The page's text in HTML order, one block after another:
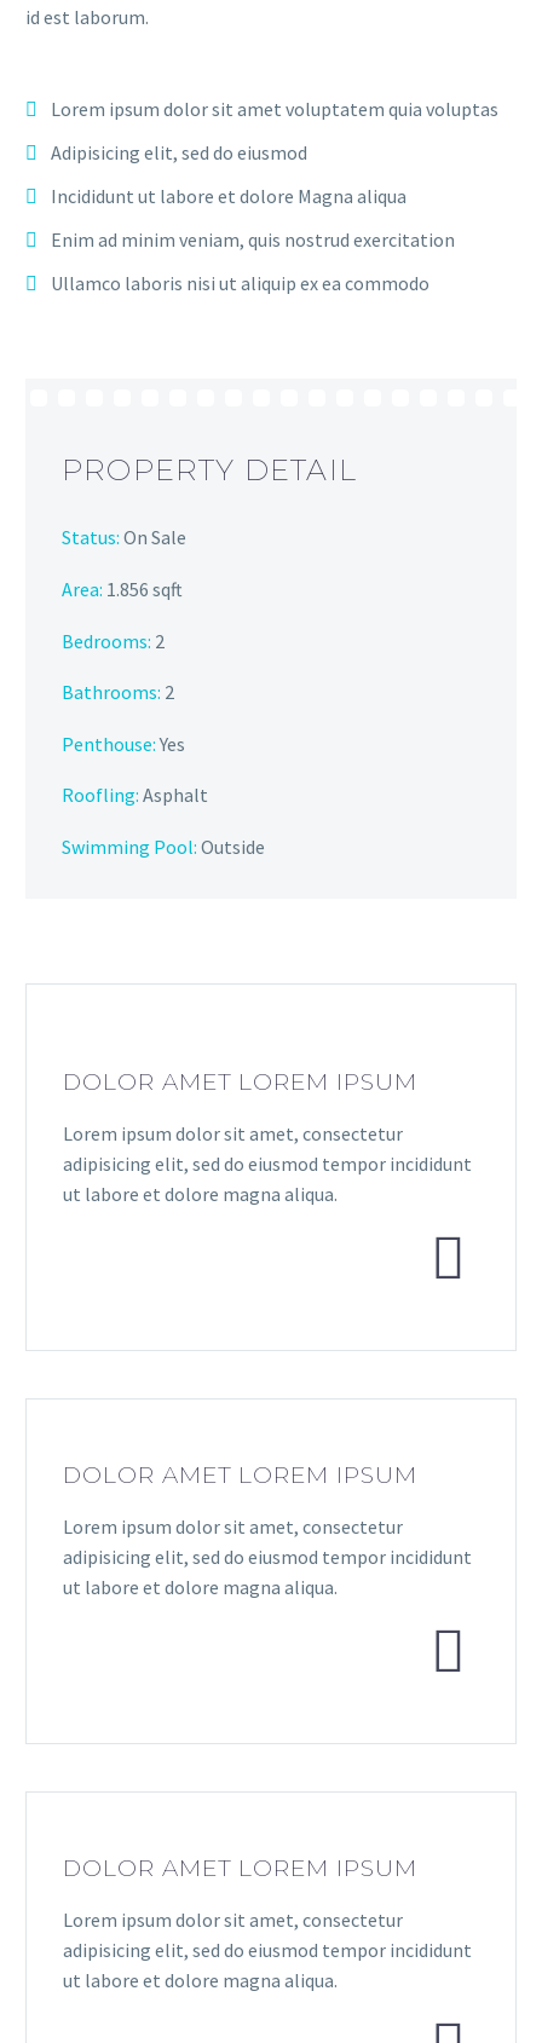
id est laborum.
Lorem ipsum dolor sit amet voluptatem quia voluptas
Adipisicing elit, sed do eiusmod
Incididunt ut labore et dolore Magna aliqua
Enim ad minim veniam, quis nostrud exercitation
Ullamco laboris nisi ut aliquip ex ea commodo
PROPERTY DETAIL
Status: On Sale
Area: 1.856 sqft
Bedrooms: 2
Bathrooms: 2
Penthouse:Yes
Roofling: Asphalt
Swimming Pool: Outside
DOLOR AMET LOREM IPSUM
Lorem ipsum dolor sit amet, consectetur
adipisicing elit, sed do eiusmod tempor incididunt
ut labore et dolore magna aliqua.


DOLOR AMET LOREM IPSUM
Lorem ipsum dolor sit amet, consectetur
adipisicing elit, sed do eiusmod tempor incididunt
ut labore et dolore magna aliqua.


DOLOR AMET LOREM IPSUM
Lorem ipsum dolor sit amet, consectetur
adipisicing elit, sed do eiusmod tempor incididunt
ut labore et dolore magna aliqua.